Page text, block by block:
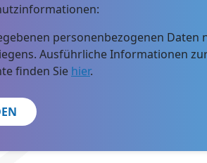
personenbezogenen Daten
Ausführliche Informationen
finden Sie hier.